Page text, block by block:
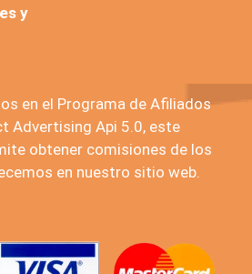
y
en el Programa de Afiliados
Advertising Api 5.0, este
obtener comisiones de los
en nuestro sitio web.